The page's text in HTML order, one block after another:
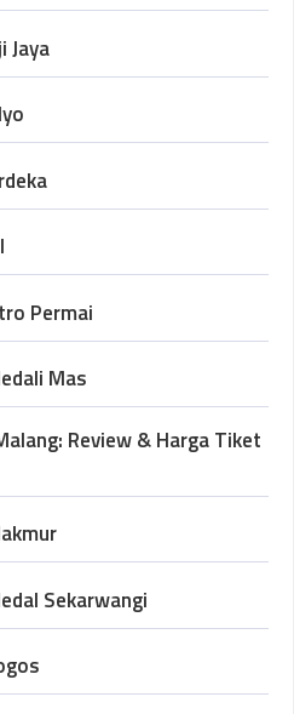
Jaya
Permai
Mas
Review & Harga Tiket
Sekarwangi